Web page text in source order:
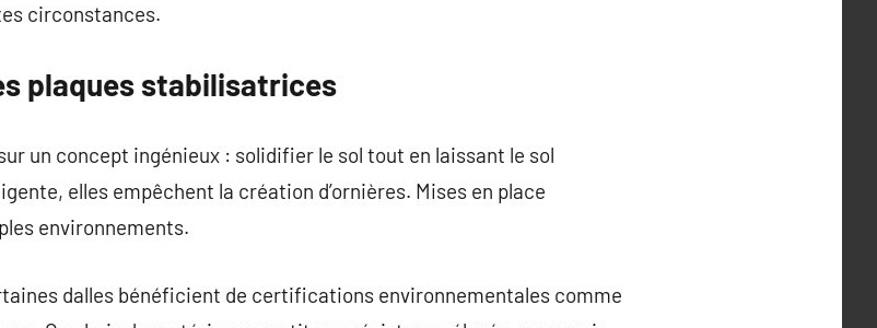
circonstances.
plaques stabilisatrices
un concept ingénieux : solidifier le sol tout en laissant le sol
elles empêchent la création d’ornières. Mises en place
environnements.
dalles bénéficient de certifications environnementales comme